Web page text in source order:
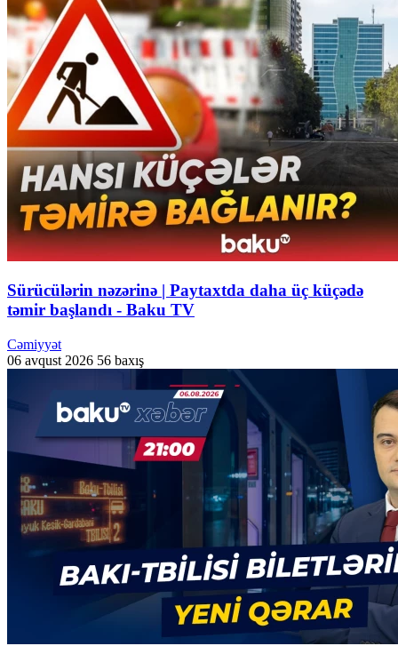
Sürücülərin nəzərinə | Paytaxtda daha üç küçədə
təmir başlandı - Baku TV
Cəmiyyət
06 avqust 2026 56 baxış